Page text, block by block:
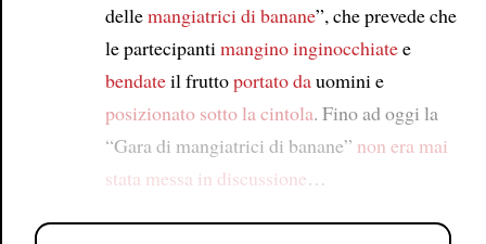
dellemangiatrici di banane”, che prevede che
le partecipanti manginoinginocchiatee
bendateil fruttoportato dauomini e
posizionato sotto la cintola. Fino ad oggi la
“Gara di mangiatrici di banane” non era mai
stata messa in discussione…